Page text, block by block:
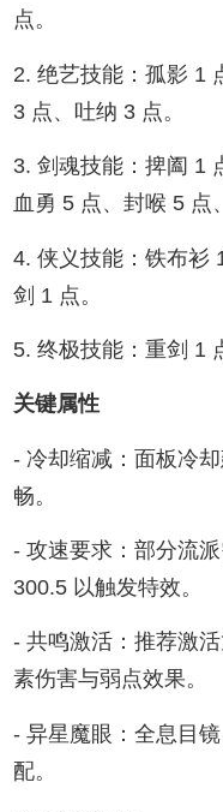
点。
2. 绝艺技能：孤影 1
3 点、吐纳 3 点。
3. 剑魂技能：捭阖 1
血勇 5 点、封喉 5 点
4. 侠义技能：铁布衫
剑 1 点。
5. 终极技能：重剑 1
关键属性
- 冷却缩减：面板冷
畅。
- 攻速要求：部分流
300.5 以触发特效。
- 共鸣激活：推荐激
素伤害与弱点效果。
- 异星魔眼：全息目
配。